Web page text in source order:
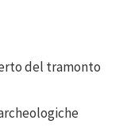
del tramonto